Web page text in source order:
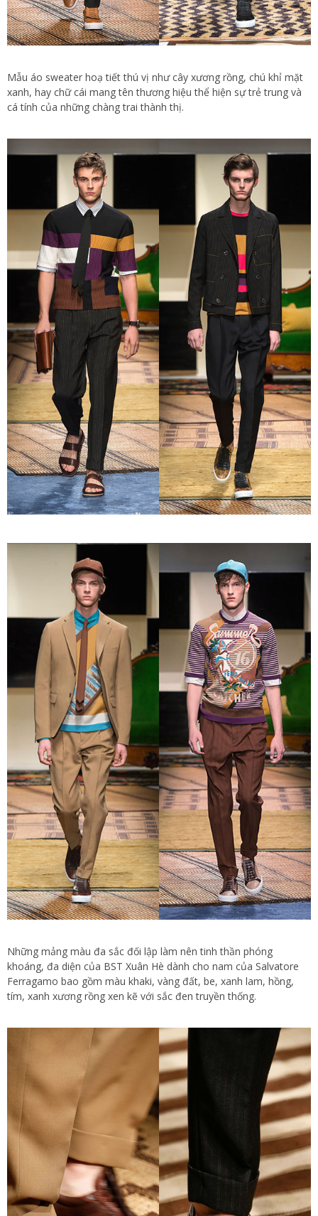
Mẫu áo sweater hoạ tiết thú vị như cây xương rồng, chú khỉ mặt
xanh, hay chữ cái mang tên thương hiệu thể hiện sự trẻ trung và
cá tính của những chàng trai thành thị.
Những mảng màu đa sắc đối lập làm nên tinh thần phóng
khoáng, đa diện của BST Xuân Hè dành cho nam của Salvatore
Ferragamo bao gồm màu khaki, vàng đất, be, xanh lam, hồng,
tím, xanh xương rồng xen kẽ với sắc đen truyền thống.